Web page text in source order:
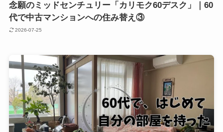
念願のミッドセンチュリー「カリモク60デスク」｜60
代で中古マンションへの住み替え③
2026-07-25